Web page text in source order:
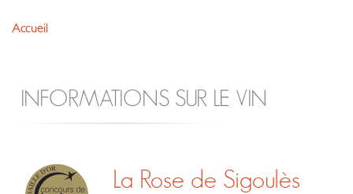
Accueil
INFORMATIONS SUR LE VIN
La Rose de Sigoulès